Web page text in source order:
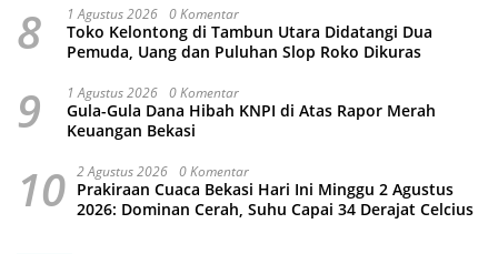
8 1 Agustus 2026 0 Komentar
Toko Kelontong di Tambun Utara Didatangi Dua
Pemuda, Uang dan Puluhan Slop Roko Dikuras
9 1 Agustus 2026 0 Komentar
Gula-Gula Dana Hibah KNPI di Atas Rapor Merah
Keuangan Bekasi
10 2 Agustus 2026 0 Komentar
Prakiraan Cuaca Bekasi Hari Ini Minggu 2 Agustus
2026: Dominan Cerah, Suhu Capai 34 Derajat Celcius